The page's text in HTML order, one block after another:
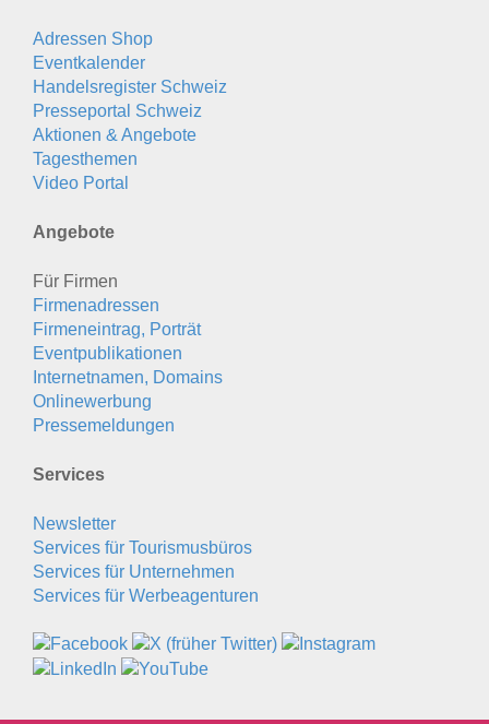
Adressen Shop
Eventkalender
Handelsregister Schweiz
Presseportal Schweiz
Aktionen & Angebote
Tagesthemen
Video Portal
Angebote
Für Firmen
Firmenadressen
Firmeneintrag, Porträt
Eventpublikationen
Internetnamen, Domains
Onlinewerbung
Pressemeldungen
Services
Newsletter
Services für Tourismusbüros
Services für Unternehmen
Services für Werbeagenturen